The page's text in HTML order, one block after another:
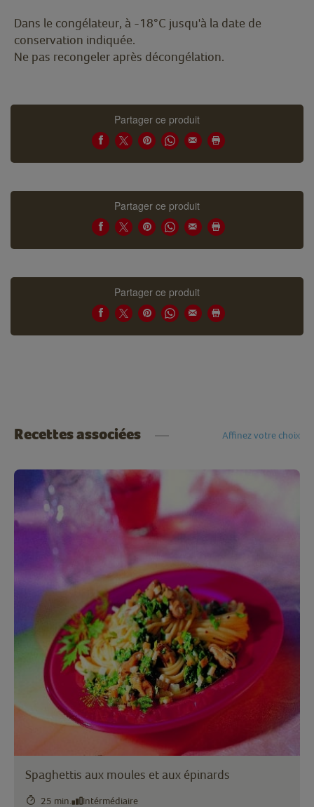
Dans le congélateur, à -18°C jusqu'à la date de
conservation indiquée.
Ne pas recongeler après décongélation.
Partager ce produit
Partager ce produit
Partager ce produit
Recettes associées Affinez votre choix
Spaghettis aux moules et aux épinards
25 min. Intérmédiaire